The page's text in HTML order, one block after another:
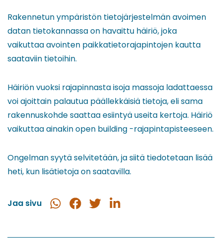
Rakennetun ympäristön tietojärjestelmän avoimen
datan tietokannassa on havaittu häiriö, joka
vaikuttaa avointen paikkatietorajapintojen kautta
saataviin tietoihin.
Häiriön vuoksi rajapinnasta isoja massoja ladattaessa
voi ajoittain palautua päällekkäisiä tietoja, eli sama
rakennuskohde saattaa esiintyä useita kertoja. Häiriö
vaikuttaa ainakin open building -rajapintapisteeseen.
Ongelman syytä selvitetään, ja siitä tiedotetaan lisää
heti, kun lisätietoja on saatavilla.
Jaa sivu
Jaa
Jaa
Jaa
Jaa